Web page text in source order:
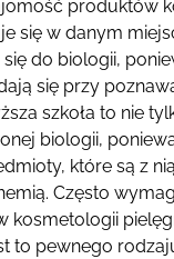
produktów
się w danym
do biologii,
się przy
szkoła to nie
biologii,
które są z
Często
kosmetologii
to pewnego